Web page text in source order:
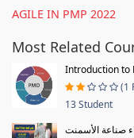
AGILE IN PMP 2022
Most Related
Introduction to
(1
13 Student
صناعة الأسمنت